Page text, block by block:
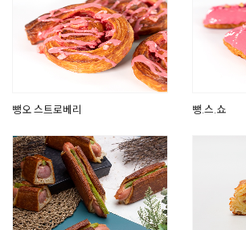
뺑오 스트로베리 뺑.스.쇼